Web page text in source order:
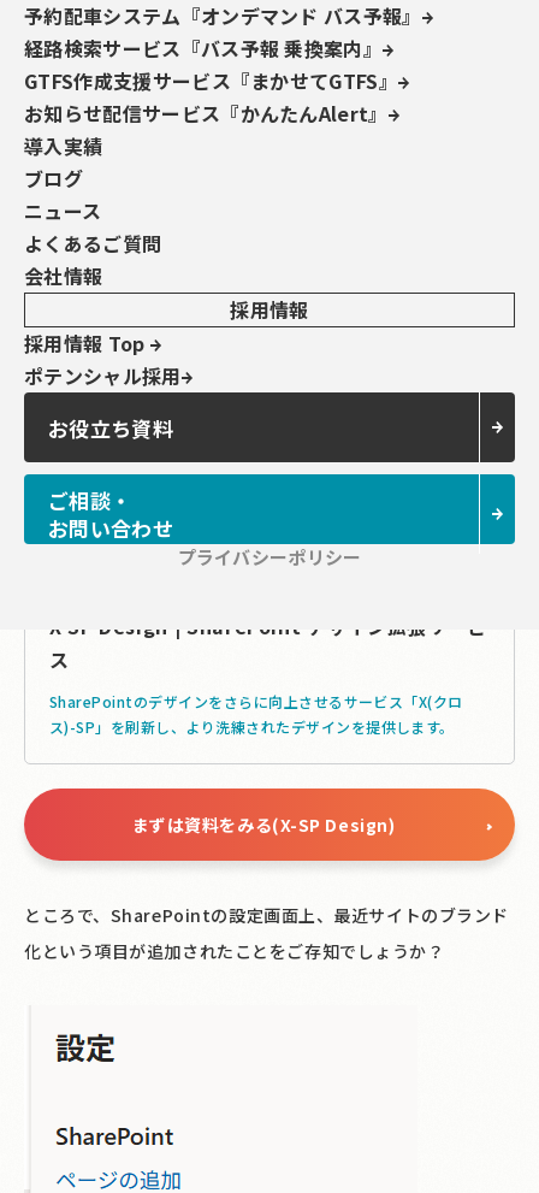
予約配車システム『オンデマンド バス予報』
経路検索サービス『バス予報 乗換案内』
GTFS作成支援サービス『まかせてGTFS』
お知らせ配信サービス『かんたんAlert』
導入実績
ブログ
ニュース
よくあるご質問
会社情報
採用情報
採用情報 Top
ポテンシャル採用
お役立ち資料
ご相談・
お問い合わせ
プライバシーポリシー
SharePointを用いて社内ポータルサイト（グループウェア）
を運用されている企業は多いかと思います。
弊社も、従来からSharePointの構築を支援しております。
また、最近では、
拡張サービスを立ち上げております。
X-SP Design | SharePoint デザイン拡張サービ
ス
SharePointのデザインをさらに向上させるサービス「X(クロ
ス)-SP」を刷新し、より洗練されたデザインを提供します。
まずは資料をみる(X-SP Design)
ところで、SharePointの設定画面上、最近サイトのブランド
化という項目が追加されたことをご存知でしょうか？